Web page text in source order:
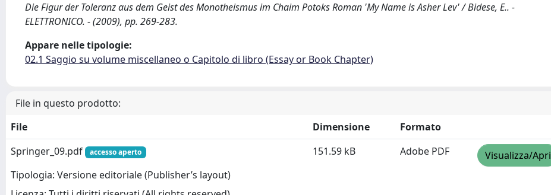
Die Figur der Toleranz aus dem Geist des Monotheismus im Chaim Potoks Roman 'My Name is Asher Lev' / Bidese, E.. -
ELETTRONICO. - (2009), pp. 269-283.
Appare nelle tipologie:
02.1 Saggio su volume miscellaneo o Capitolo di libro (Essay or Book Chapter)
File in questo prodotto:
File
Dimensione
Formato
Springer_09.pdf
accesso aperto
Tipologia: Versione editoriale (Publisher’s layout)
151.59 kB Adobe PDF Visualizza/Apri